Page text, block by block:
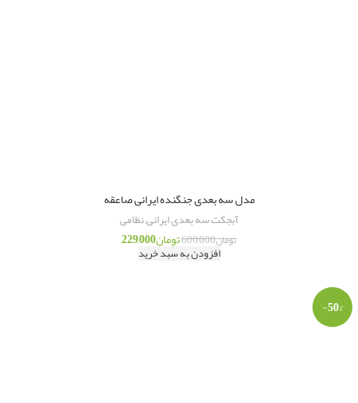
مدل سه بعدی جنگنده ایرانی صاعقه
آبجکت سه بعدی ایرانی,نظامی
تومان600,000تومان229,000
افزودن به سبد خرید
-50%